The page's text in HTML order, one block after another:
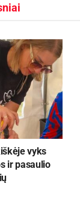
vyks
ir pasaulio